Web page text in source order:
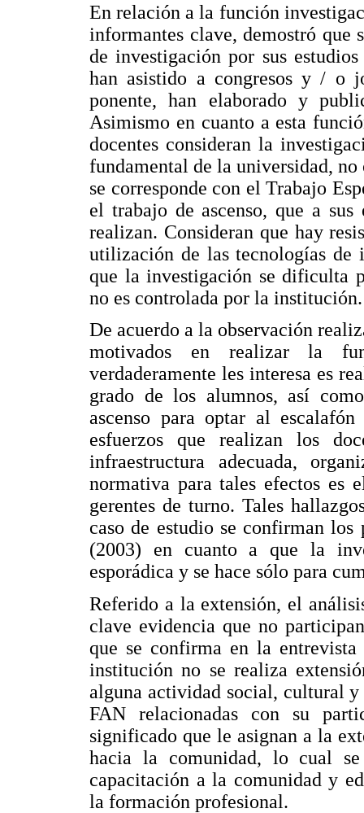
En relación a la función
informantes clave, demostró que
de investigación por sus
han asistido a congresos y / o
ponente, han elaborado y
Asimismo en cuanto a esta
docentes consideran la
fundamental de la universidad,
se corresponde con el Trabajo
el trabajo de ascenso, que a
realizan. Consideran que hay
utilización de las tecnologías de
que la investigación se dificulta
no es controlada por la institución.
De acuerdo a la observación
motivados en realizar la
verdaderamente les interesa es
grado de los alumnos, así
ascenso para optar al
esfuerzos que realizan los
infraestructura adecuada,
normativa para tales efectos es
gerentes de turno. Tales
caso de estudio se confirman
(2003) en cuanto a que la
esporádica y se hace sólo para
Referido a la extensión, el
clave evidencia que no
que se confirma en la
institución no se realiza
alguna actividad social, cultural
FAN relacionadas con su
significado que le asignan a la
hacia la comunidad, lo cual
capacitación a la comunidad y
la formación profesional.